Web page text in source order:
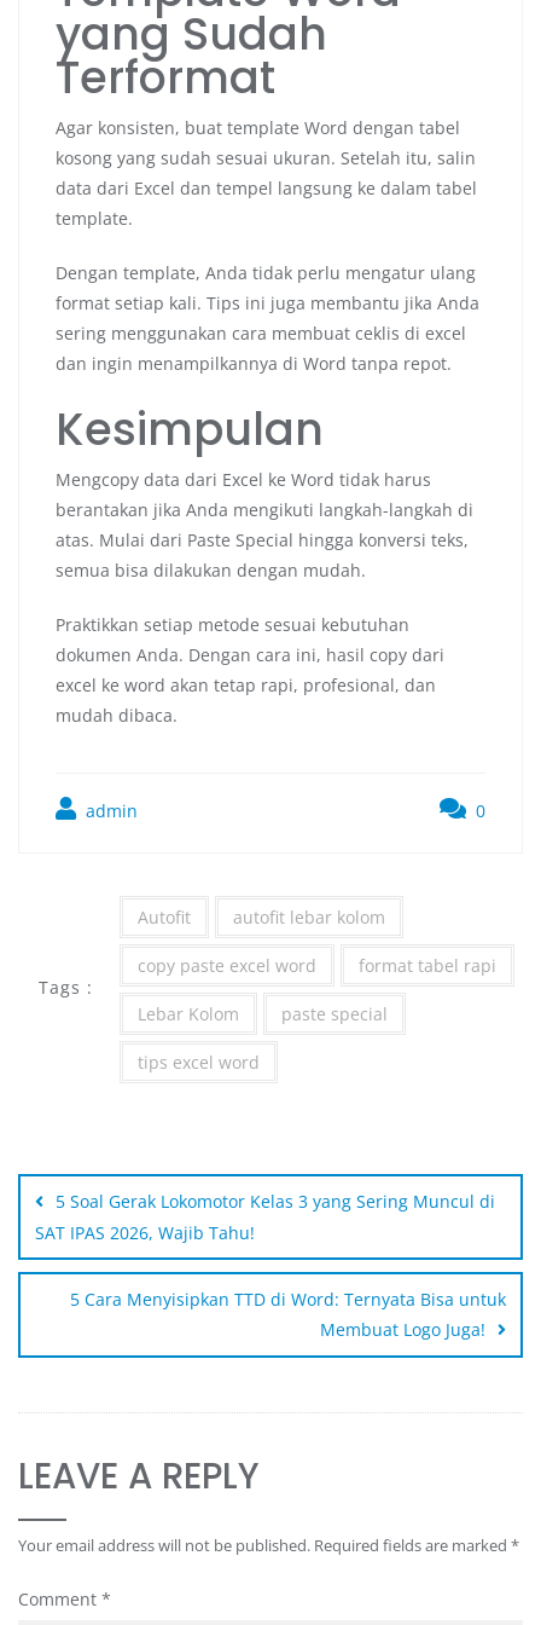
yang Sudah
Terformat
Agar konsisten, buat template Word dengan tabel
kosong yang sudah sesuai ukuran. Setelah itu, salin
data dari Excel dan tempel langsung ke dalam tabel
template.
Dengan template, Anda tidak perlu mengatur ulang
format setiap kali. Tips ini juga membantu jika Anda
sering menggunakan cara membuat ceklis di excel
dan ingin menampilkannya di Word tanpa repot.
Kesimpulan
Mengcopy data dari Excel ke Word tidak harus
berantakan jika Anda mengikuti langkah-langkah di
atas. Mulai dari Paste Special hingga konversi teks,
semua bisa dilakukan dengan mudah.
Praktikkan setiap metode sesuai kebutuhan
dokumen Anda. Dengan cara ini, hasil copy dari
excel ke word akan tetap rapi, profesional, dan
mudah dibaca.
admin 0
Tags :
Autofit autofit lebar kolom
copy paste excel word format tabel rapi
Lebar Kolom paste special
tips excel word
5 Soal Gerak Lokomotor Kelas 3 yang Sering Muncul di
SAT IPAS 2026, Wajib Tahu!
5 Cara Menyisipkan TTD di Word: Ternyata Bisa untuk
Membuat Logo Juga!
LEAVE A REPLY
Your email address will not be published. Required fields are marked *
Comment *